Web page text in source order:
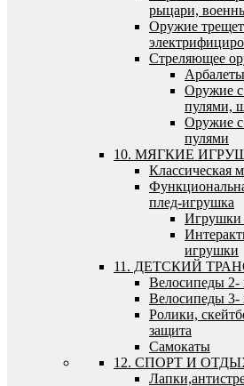
рыцари,
Оружие
Стреляющее
Оружие
пулями,
Оружие с
пулями
10. МЯГКИЕ
Классическая
плед-игрушка
Игрушки
игрушки
11. ДЕТСКИЙ
Велосипеды 2-
Велосипеды 3-
Ролики,
защита
Самокаты
12. СПОРТ И